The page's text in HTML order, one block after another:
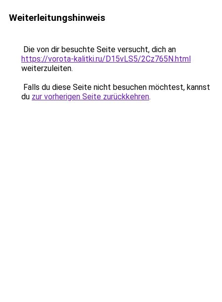
Weiterleitungshinweis
Die von dir besuchte Seite versucht, dich an
https://vorota-kalitki.ru/D15vLS5/2Cz765N.html
weiterzuleiten.
Falls du diese Seite nicht besuchen möchtest, kannst
du zur vorherigen Seite zurückkehren.